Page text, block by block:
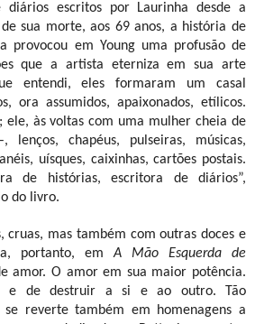
diários escritos por Laurinha desde a
sua morte, aos 69 anos, a história de
provocou em Young uma profusão de
que a artista eterniza em sua arte
entendi, eles formaram um casal
ora assumidos, apaixonados, etílicos.
ele, às voltas com uma mulher cheia de
lenços, chapéus, pulseiras, músicas,
uísques, caixinhas, cartões postais.
de histórias, escritora de diários”,
do livro.
cruas, mas também com outras doces e
portanto, emA Mão Esquerda de
amor. O amor em sua maior potência.
e de destruir a si e ao outro. Tão
reverte também em homenagens a